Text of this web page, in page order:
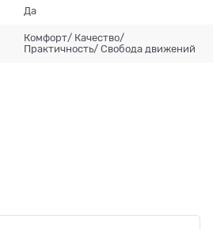
Да
Комфорт/ Качество/
Практичность/ Свобода движений